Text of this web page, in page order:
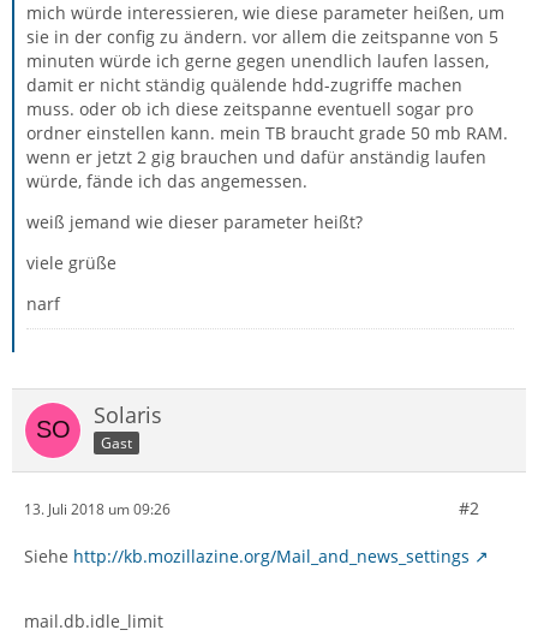
mich würde interessieren, wie diese parameter heißen, um
sie in der config zu ändern. vor allem die zeitspanne von 5
minuten würde ich gerne gegen unendlich laufen lassen,
damit er nicht ständig quälende hdd-zugriffe machen
muss. oder ob ich diese zeitspanne eventuell sogar pro
ordner einstellen kann. mein TB braucht grade 50 mb RAM.
wenn er jetzt 2 gig brauchen und dafür anständig laufen
würde, fände ich das angemessen.
weiß jemand wie dieser parameter heißt?
viele grüße
narf
Solaris
Gast
13. Juli 2018 um 09:26 #2
Siehe http://kb.mozillazine.org/Mail_and_news_settings
mail.db.idle_limit